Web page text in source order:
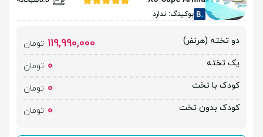
بوکینگ: ندارد
دو تخته (هرنفر) 119,990,000 تومان
یک تخته
0 تومان
کودک با تخت
0 تومان
کودک بدون تخت
0 تومان